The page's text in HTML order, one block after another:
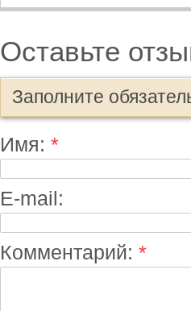
Оставьте
Заполните
Имя: *
E-mail:
Комментарий: *